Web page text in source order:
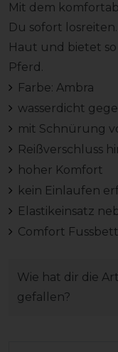
Mit dem
Du sofort
Haut und bietet
Pferd.
Farbe: Ambra
wasserdicht
mit Schnürung
Reißverschluss
hoher Komfort
kein Einlaufen
Elastikeinsatz
Comfort Fussbett
Wie hat dir die
gefallen?